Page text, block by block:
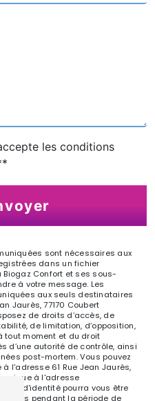
les conditions
sont nécessaires aux
dans un fichier
Confort et ses sous-
à votre message. Les
aux seuls destinataires
Jaurès, 77170 Coubert
de droits d’accès, de
de limitation, d’opposition,
tout moment et du droit
d’une autorité de contrôle, ainsi
post-mortem. Vous pouvez
l'adresse 61 Rue Jean Jaurès,
à l'adresse
d'identité pourra vous être
pendant la période de